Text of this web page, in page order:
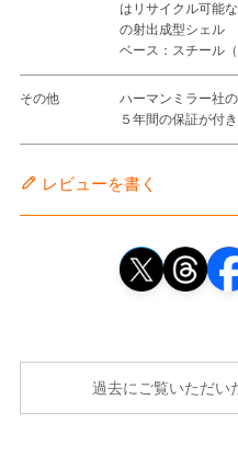
はリサイクル可能
の射出成型シェル
ベース：スチール
その他
ハーマンミラー社の
５年間の保証が付き
レビューを書く
過去にご覧いただい